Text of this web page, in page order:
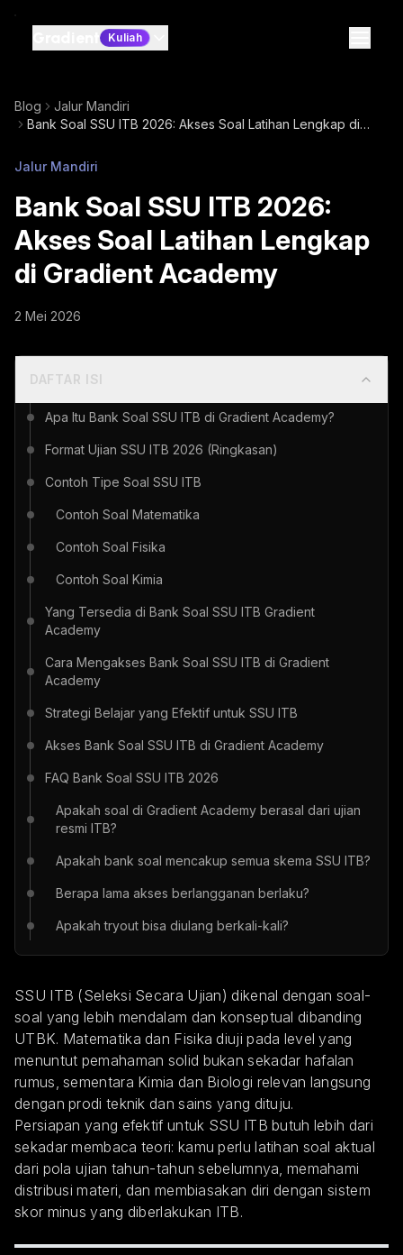
Kuliah
Blog
Jalur Mandiri
Bank Soal SSU ITB 2026: Akses Soal Latihan Lengkap di
Jalur Mandiri
Bank Soal SSU ITB 2026:
Akses Soal Latihan Lengkap
di Gradient Academy
2 Mei 2026
DAFTAR ISI
Apa Itu Bank Soal SSU ITB di Gradient Academy?
Format Ujian SSU ITB 2026 (Ringkasan)
Contoh Tipe Soal SSU ITB
Contoh Soal Matematika
Contoh Soal Fisika
Contoh Soal Kimia
Yang Tersedia di Bank Soal SSU ITB Gradient
Academy
Cara Mengakses Bank Soal SSU ITB di Gradient
Academy
Strategi Belajar yang Efektif untuk SSU ITB
Akses Bank Soal SSU ITB di Gradient Academy
FAQ Bank Soal SSU ITB 2026
Apakah soal di Gradient Academy berasal dari ujian
resmi ITB?
Apakah bank soal mencakup semua skema SSU ITB?
Berapa lama akses berlangganan berlaku?
Apakah tryout bisa diulang berkali-kali?
SSU ITB (Seleksi Secara Ujian) dikenal dengan soal-
soal yang lebih mendalam dan konseptual dibanding
UTBK. Matematika dan Fisika diuji pada level yang
menuntut pemahaman solid bukan sekadar hafalan
rumus, sementara Kimia dan Biologi relevan langsung
dengan prodi teknik dan sains yang dituju.
Persiapan yang efektif untuk SSU ITB butuh lebih dari
sekadar membaca teori: kamu perlu latihan soal aktual
dari pola ujian tahun-tahun sebelumnya, memahami
distribusi materi, dan membiasakan diri dengan sistem
skor minus yang diberlakukan ITB.